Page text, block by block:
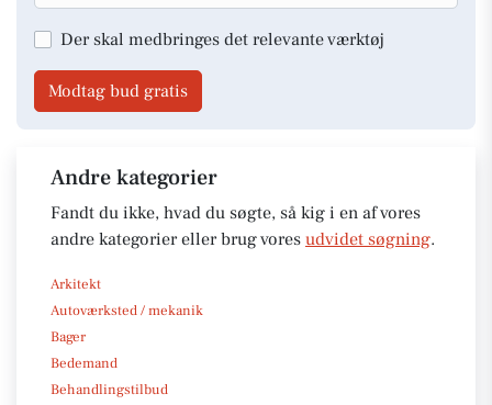
Der skal medbringes det relevante værktøj
Modtag bud gratis
Andre kategorier
Fandt du ikke, hvad du søgte, så kig i en af vores
andre kategorier eller brug vores udvidet søgning.
Arkitekt
Autoværksted / mekanik
Bager
Bedemand
Behandlingstilbud